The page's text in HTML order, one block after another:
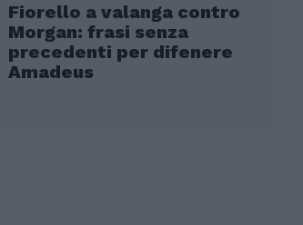
Fiorello a valanga contro
Morgan: frasi senza
precedenti per difenere
Amadeus